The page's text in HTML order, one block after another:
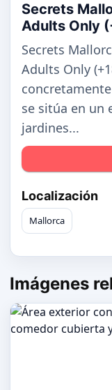
Secrets
Adults Only
Secrets
Adults Only
se sitúa en un
jardines...
Localización
Mallorca
Imágenes